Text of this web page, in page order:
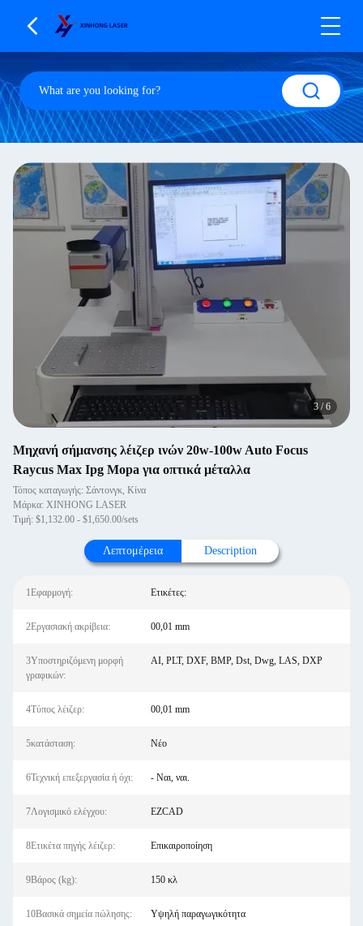
4/6
Μηχανή σήμανσης λέιζερ ινών 20w-100w Auto Focus
Raycus Max Ipg Mopa για οπτικά μέταλλα
Τόπος καταγωγής: Σάντονγκ, Κίνα
Μάρκα: XINHONG LASER
Τιμή: $1,132.00 - $1,650.00/sets
Λεπτομέρεια Description
1Εφαρμογή: Ετικέτες:
2Εργασιακή ακρίβεια: 00,01 mm
3Υποστηριζόμενη μορφή
γραφικών:
AI, PLT, DXF, BMP, Dst, Dwg, LAS, DXP
4Τύπος λέιζερ: 00,01 mm
5κατάσταση: Νέο
6Τεχνική επεξεργασία ή όχι: - Ναι, ναι.
7Λογισμικό ελέγχου: EZCAD
8Ετικέτα πηγής λέιζερ: Επικαιροποίηση
9Βάρος (kg): 150 κλ
10Βασικά σημεία πώλησης: Υψηλή παραγωγικότητα